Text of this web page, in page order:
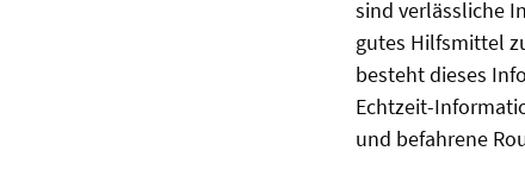
sind verlässliche
gutes Hilfsmittel
besteht dieses
Echtzeit-
und befahrene